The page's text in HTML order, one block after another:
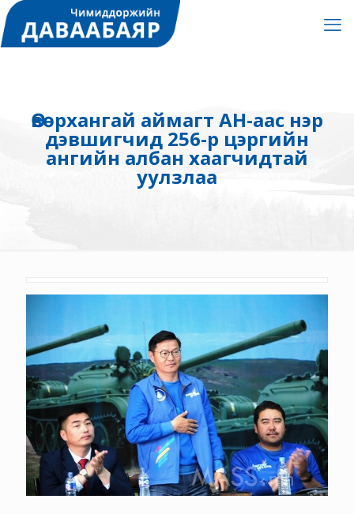
Өвөрхангай аймагт АН-аас нэр
дэвшигчид 256-р цэргийн
ангийн албан хаагчидтай
уулзлаа